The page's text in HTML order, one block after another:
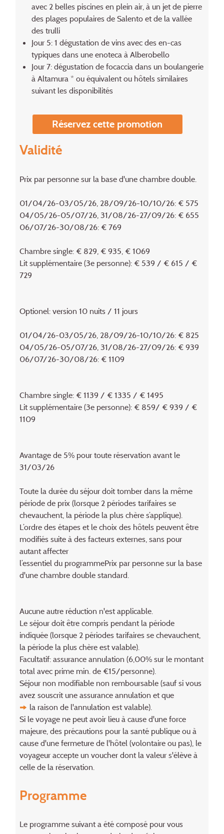
avec 2 belles piscines en plein air, à un jet de pierre
des plages populaires de Salento et de la vallée
des trulli
Jour 5: 1 dégustation de vins avec des en-cas
typiques dans une enoteca à Alberobello
Jour 7: dégustation de focaccia dans un boulangerie
à Altamura * ou équivalent ou hôtels similaires
suivant les disponibilités
Réservez cette promotion
Validité
Prix par personne sur la base d'une chambre double.
01/04/26-03/05/26, 28/09/26-10/10/26: € 575
04/05/26-05/07/26, 31/08/26-27/09/26: € 655
06/07/26-30/08/26: € 769
Chambre single: € 829, € 935, € 1069
Lit supplémentaire (3e personne): € 539 / € 615 / €
729
Optionel: version 10 nuits / 11 jours
01/04/26-03/05/26, 28/09/26-10/10/26: € 825
04/05/26-05/07/26, 31/08/26-27/09/26: € 939
06/07/26-30/08/26: € 1109
Chambre single: € 1139 / € 1335 / € 1495
Lit supplémentaire (3e personne): € 859/ € 939 / €
1109
Avantage de 5% pour toute réservation avant le
31/03/26
Toute la durée du séjour doit tomber dans la même
période de prix (lorsque 2 périodes tarifaires se
chevauchent, la période la plus chère s’applique).
L’ordre des étapes et le choix des hôtels peuvent être
modifiés suite à des facteurs externes, sans pour
autant affecter
l’essentiel du programmePrix par personne sur la base
d'une chambre double standard.
Aucune autre réduction n'est applicable.
Le séjour doit être compris pendant la période
indiquée (lorsque 2 périodes tarifaires se chevauchent,
la période la plus chère est valable).
Facultatif: assurance annulation (6,00% sur le montant
total avec prime min. de €15/personne).
Séjour non modifiable non remboursable (sauf si vous
avez souscrit une assurance annulation et que
la raison de l'annulation est valable).
Si le voyage ne peut avoir lieu à cause d'une force
majeure, des précautions pour la santé publique ou à
cause d'une fermeture de l'hôtel (volontaire ou pas), le
voyageur accepte un voucher dont la valeur s'élève à
celle de la réservation.
Programme
Le programme suivant a été composé pour vous